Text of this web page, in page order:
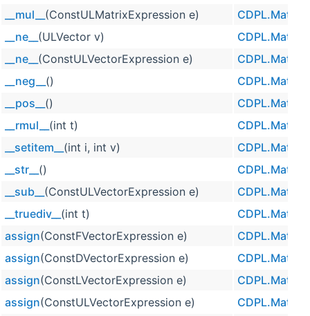
__mul__ (ConstULMatrixExpression e)
__ne__ (ULVector v)
__ne__ (ConstULVectorExpression e)
__neg__ ()
__pos__ ()
__rmul__ (int t)
__setitem__ (int i, int v)
__str__ ()
__sub__ (ConstULVectorExpression e)
__truediv__ (int t)
assign(ConstFVectorExpression e)
assign(ConstDVectorExpression e)
assign(ConstLVectorExpression e)
assign(ConstULVectorExpression e)